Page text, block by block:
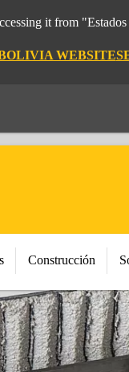
it from
WEBSITE
Construcción